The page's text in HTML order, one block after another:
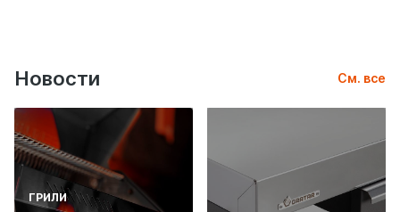
Новости См. все
ГРИЛИ